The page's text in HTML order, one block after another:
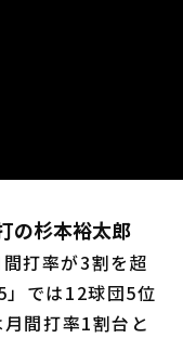
の杉本裕太郎
打率が3割を超
」では12球団5位
間打率1割台と